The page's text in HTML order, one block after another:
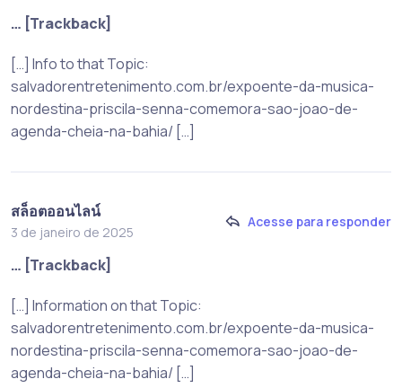
… [Trackback]
[…] Info to that Topic:
salvadorentretenimento.com.br/expoente-da-musica-
nordestina-priscila-senna-comemora-sao-joao-de-
agenda-cheia-na-bahia/ […]
สล็อตออนไลน์
3 de janeiro de 2025
Acesse para responder
… [Trackback]
[…] Information on that Topic:
salvadorentretenimento.com.br/expoente-da-musica-
nordestina-priscila-senna-comemora-sao-joao-de-
agenda-cheia-na-bahia/ […]